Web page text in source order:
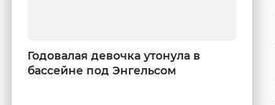
Годовалая девочка утонула в
бассейне под Энгельсом